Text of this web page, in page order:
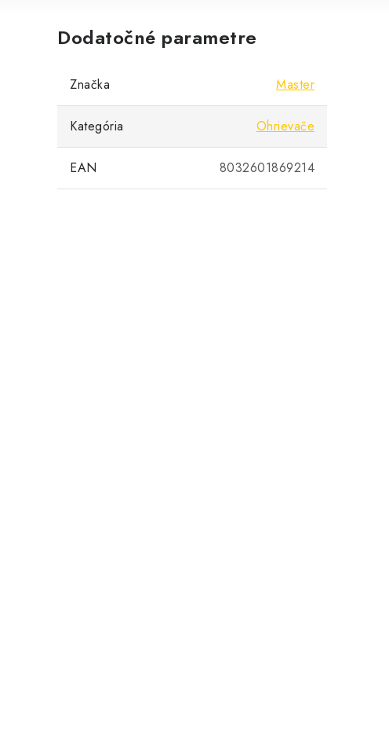
Dodatočné parametre
Značka Master
Kategória Ohrievače
EAN 8032601869214